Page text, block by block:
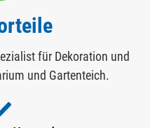
für Dekoration und
und Gartenteich.